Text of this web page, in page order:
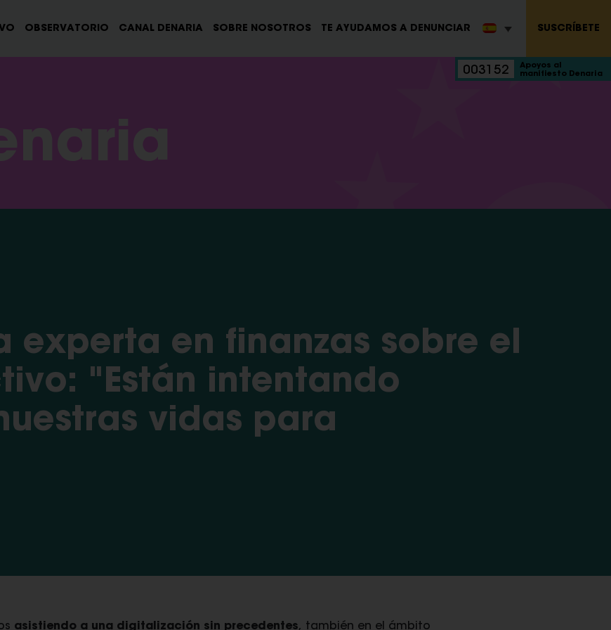
OBSERVATORIO CANAL DENARIA SOBRE NOSOTROS TE AYUDAMOS A DENUNCIAR SUSCRÍBETE
003152
Apoyos al
manifiesto Denaria
experta en finanzas sobre el
"Están intentando
vidas para
asistiendo a una digitalización sin precedentes, también en el ámbito